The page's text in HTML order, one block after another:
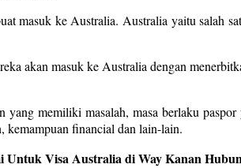
masuk ke Australia. Australia yaitu salah
akan masuk ke Australia dengan
memiliki masalah, masa berlaku
kemampuan financial dan lain-lain.
Visa Australia di Way Kanan